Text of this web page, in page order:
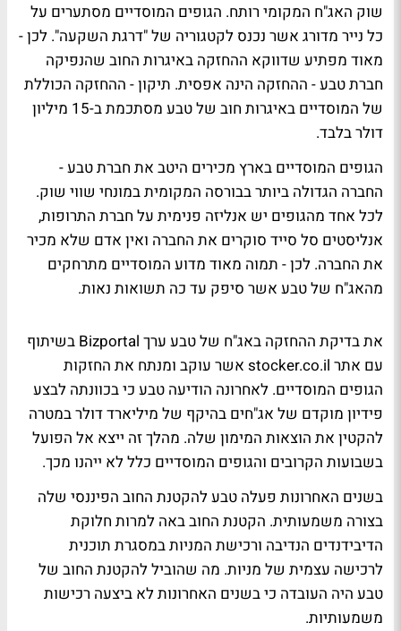
שוק האג"ח המקומי רותח. הגופים המוסדיים מסתערים על
כל נייר מדורג אשר נכנס לקטגוריה של "דרגת השקעה". לכן -
מאוד מפתיע שדווקא ההחזקה באיגרות החוב שהנפיקה
חברת טבע - ההחזקה הינה אפסית. תיקון - ההחזקה הכוללת
של המוסדיים באיגרות חוב של טבע מסתכמת ב-15 מיליון
דולר בלבד.
הגופים המוסדיים בארץ מכירים היטב את חברת טבע -
החברה הגדולה ביותר בבורסה המקומית במונחי שווי שוק.
לכל אחד מהגופים יש אנליזה פנימית על חברת התרופות,
אנליסטים סל סייד סוקרים את החברה ואין אדם שלא מכיר
את החברה. לכן - תמוה מאוד מדוע המוסדיים מתרחקים
מהאג"ח של טבע אשר סיפק עד כה תשואות נאות.
את בדיקת ההחזקה באג"ח של טבע ערך Bizportal בשיתוף
עם אתר stocker.co.il אשר עוקב ומנתח את החזקות
הגופים המוסדיים. לאחרונה הודיעה טבע כי בכוונתה לבצע
פידיון מוקדם של אג"חים בהיקף של מיליארד דולר במטרה
להקטין את הוצאות המימון שלה. מהלך זה ייצא אל הפועל
בשבועות הקרובים והגופים המוסדיים כלל לא ייהנו מכך.
בשנים האחרונות פעלה טבע להקטנת החוב הפיננסי שלה
בצורה משמעותית. הקטנת החוב באה למרות חלוקת
הדיבידנדים הנדיבה ורכישת המניות במסגרת תוכנית
לרכישה עצמית של מניות. מה שהוביל להקטנת החוב של
טבע היה העובדה כי בשנים האחרונות לא ביצעה רכישות
משמעותיות.